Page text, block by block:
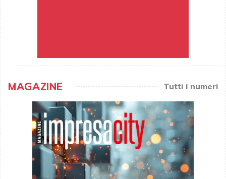
MAGAZINE Tutti i numeri